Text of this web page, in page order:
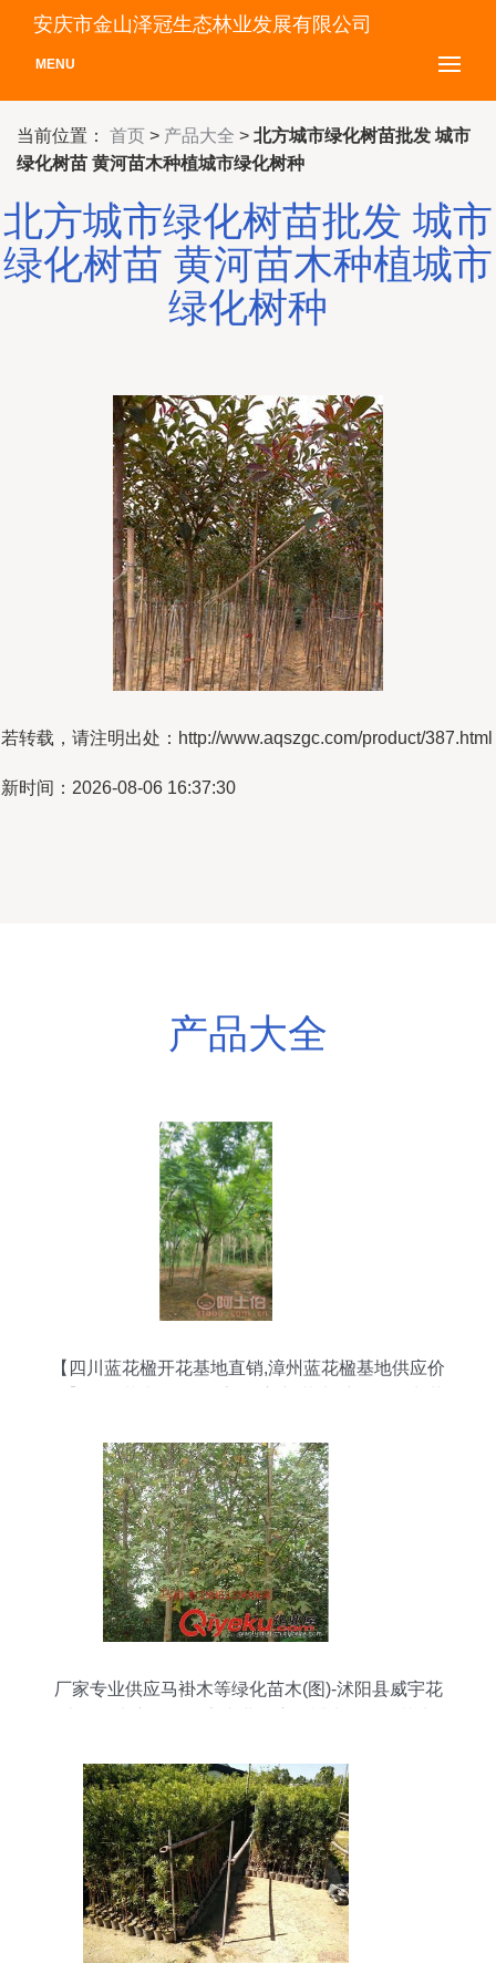
安庆市金山泽冠生态林业发展有限公司
MENU
当前位置： 首页 > 产品大全 > 北方城市绿化树苗批发 城市
绿化树苗 黄河苗木种植城市绿化树种
北方城市绿化树苗批发 城市
绿化树苗 黄河苗木种植城市
绿化树种
转载，请注明出处：http://www.aqszgc.com/product/387.html
时间：2026-08-06 16:37:30
产品大全
【四川蓝花楹开花基地直销,漳州蓝花楹基地供应价
厂家专业供应马褂木等绿化苗木(图)-沭阳县威宇花
威宇花木销售中心、金叶女贞;红叶小檗;小龙柏;地
柏;洒金柏;南天竹;迎春;连翘;月季花;红王子锦带;水
腊;剑麻;金娃娃萱草;玉簪;鸢尾;棣棠;绣线菊;红瑞木;
紫荆;紫薇等绿化苗木